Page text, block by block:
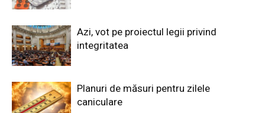
Azi, vot pe proiectul legii privind
integritatea
Planuri de măsuri pentru zilele
caniculare